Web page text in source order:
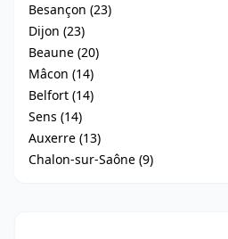
Besançon (23)
Dijon (23)
Beaune (20)
Mâcon (14)
Belfort (14)
Sens (14)
Auxerre (13)
Chalon-sur-Saône (9)